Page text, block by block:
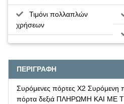
Τιμόνι πολλαπλών
χρήσεων
ΠΕΡΙΓΡΑΦΗ
Συρόμενες πόρτες X2 Συρόμενη
πόρτα δεξιά ΠΛΗΡΩΜΗ ΚΑΙ ΜΕ